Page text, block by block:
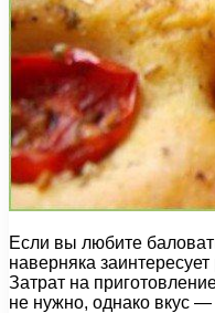
Если вы любите
наверняка
Затрат на
не нужно, однако вкус